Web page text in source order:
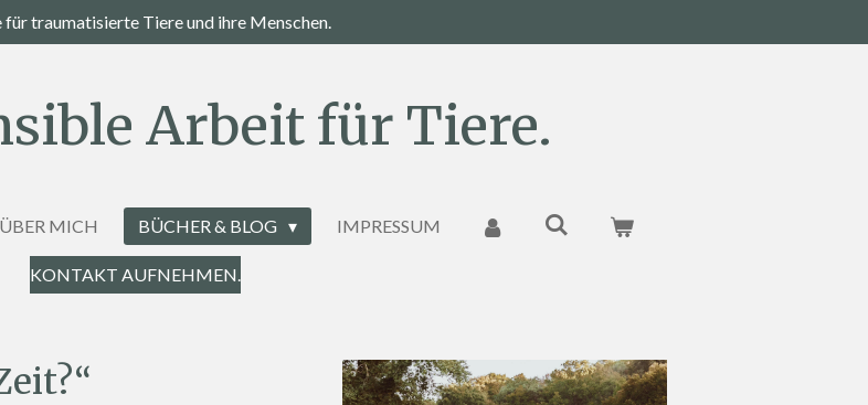
traumatisierte Tiere und ihre Menschen.
Arbeit für Tiere.
ÜBER MICH BÜCHER & BLOG IMPRESSUM
KONTAKT AUFNEHMEN.